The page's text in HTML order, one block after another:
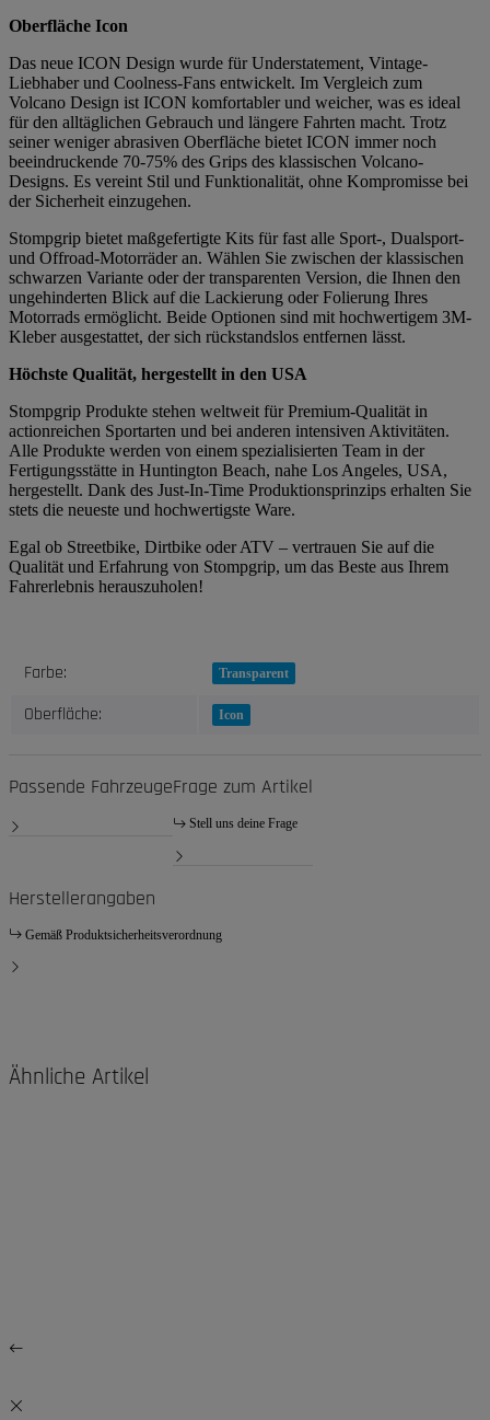
Oberfläche Icon
Das neue ICON Design wurde für Understatement, Vintage-
Liebhaber und Coolness-Fans entwickelt. Im Vergleich zum
Volcano Design ist ICON komfortabler und weicher, was es ideal
für den alltäglichen Gebrauch und längere Fahrten macht. Trotz
seiner weniger abrasiven Oberfläche bietet ICON immer noch
beeindruckende 70-75% des Grips des klassischen Volcano-
Designs. Es vereint Stil und Funktionalität, ohne Kompromisse bei
der Sicherheit einzugehen.
Stompgrip bietet maßgefertigte Kits für fast alle Sport-, Dualsport-
und Offroad-Motorräder an. Wählen Sie zwischen der klassischen
schwarzen Variante oder der transparenten Version, die Ihnen den
ungehinderten Blick auf die Lackierung oder Folierung Ihres
Motorrads ermöglicht. Beide Optionen sind mit hochwertigem 3M-
Kleber ausgestattet, der sich rückstandslos entfernen lässt.
Höchste Qualität, hergestellt in den USA
Stompgrip Produkte stehen weltweit für Premium-Qualität in
actionreichen Sportarten und bei anderen intensiven Aktivitäten.
Alle Produkte werden von einem spezialisierten Team in der
Fertigungsstätte in Huntington Beach, nahe Los Angeles, USA,
hergestellt. Dank des Just-In-Time Produktionsprinzips erhalten Sie
stets die neueste und hochwertigste Ware.
Egal ob Streetbike, Dirtbike oder ATV – vertrauen Sie auf die
Qualität und Erfahrung von Stompgrip, um das Beste aus Ihrem
Fahrerlebnis herauszuholen!
Produkteigenschaft
Wert
Farbe: Transparent
Oberfläche: Icon
Passende FahrzeugeFrage zum Artikel
Stell uns deine Frage
Herstellerangaben
Gemäß Produktsicherheitsverordnung
Ähnliche Artikel